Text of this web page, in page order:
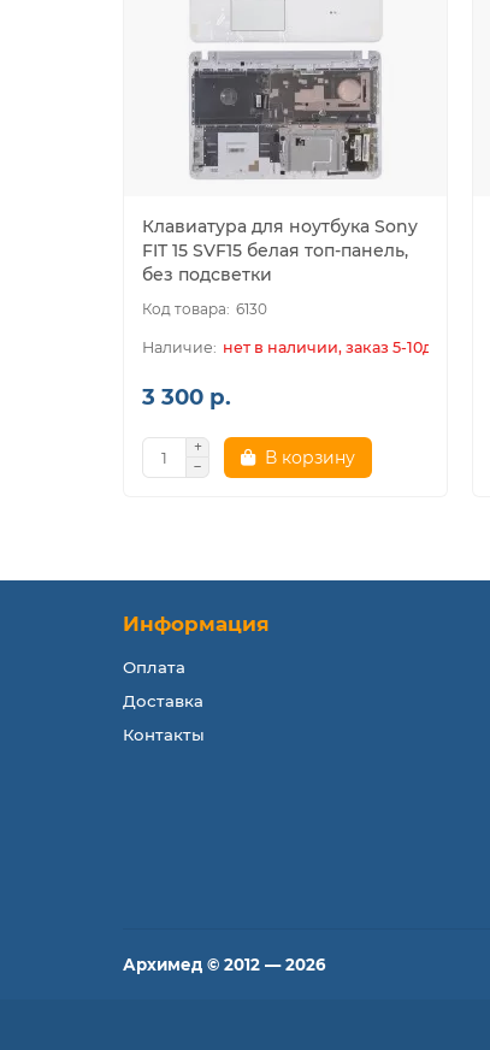
Клавиатура для ноутбука Sony
FIT 15 SVF15 белая топ-панель,
без подсветки
6130
нет в наличии, заказ 5-10дн.
3 300 р.
В корзину
Информация
Оплата
Доставка
Контакты
Архимед © 2012 — 2026